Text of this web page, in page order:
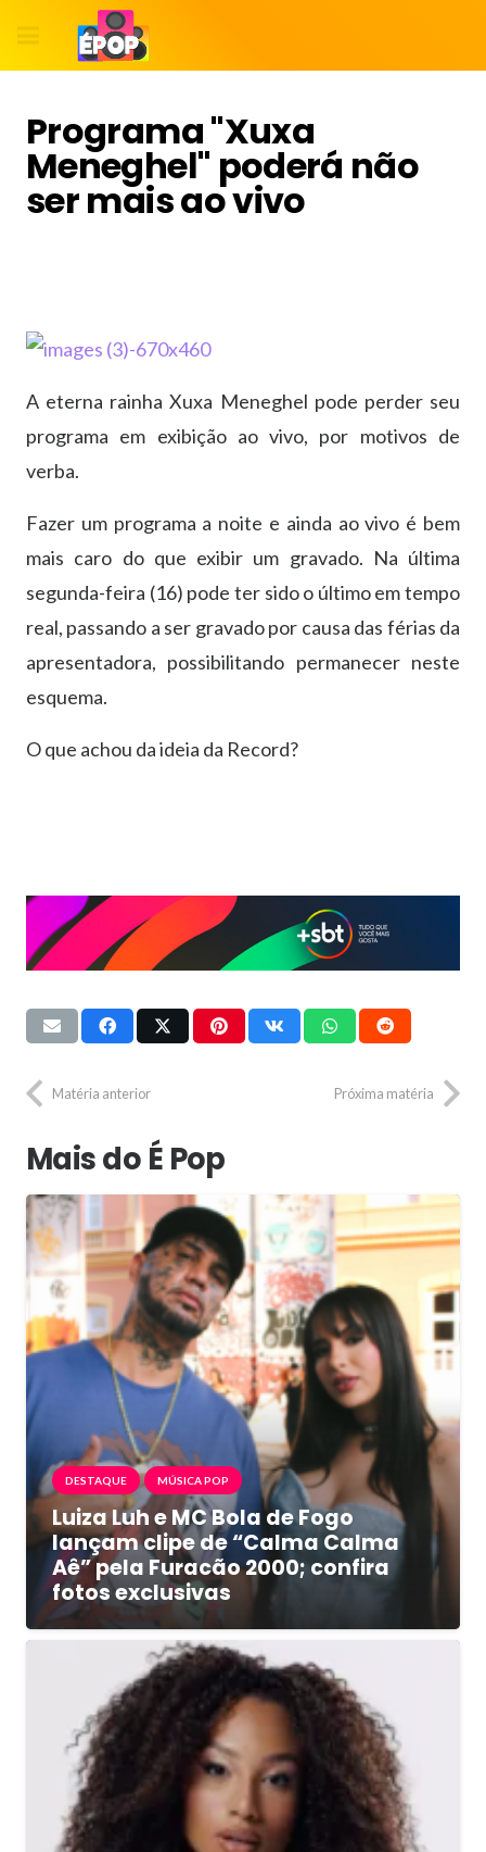
Programa "Xuxa
Meneghel" poderá não
ser mais ao vivo
A eterna rainha Xuxa Meneghel pode perder seu
programa em exibição ao vivo, por motivos de
verba.
Fazer um programa a noite e ainda ao vivo é bem
mais caro do que exibir um gravado. Na última
segunda-feira (16) pode ter sido o último em tempo
real, passando a ser gravado por causa das férias da
apresentadora, possibilitando permanecer neste
esquema.
O que achou da ideia da Record?
Matéria anterior Próxima matéria
Mais do É Pop
DESTAQUE MÚSICA POP
Luiza Luh e MC Bola de Fogo
lançam clipe de “Calma Calma
Aê” pela Furacão 2000; confira
fotos exclusivas